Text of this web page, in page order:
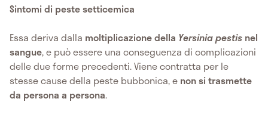
Sintomi di peste setticemica
Essa deriva dalla moltiplicazione della Yersinia pestis nel
sangue, e può essere una conseguenza di complicazioni
delle due forme precedenti. Viene contratta per le
stesse cause della peste bubbonica, e non si trasmette
da persona a persona.